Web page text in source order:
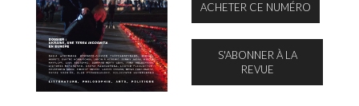
ACHETER CE NUMÉRO
S'ABONNER À LA
REVUE